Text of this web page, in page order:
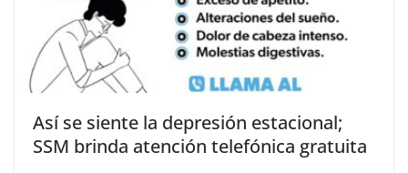
Así se siente la depresión estacional;
SSM brinda atención telefónica gratuita